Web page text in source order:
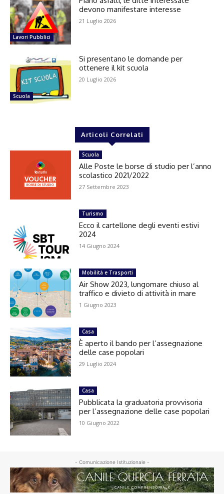
Lavori Pubblici
devono manifestare interesse
21 Luglio 2026
Scuola
Si presentano le domande per
ottenere il kit scuola
20 Luglio 2026
Articoli Correlati
Scuola
Alle Poste le borse di studio per l’anno
scolastico 2021/2022
27 Settembre 2023
Turismo
Ecco il cartellone degli eventi estivi
2024
14 Giugno 2024
Mobilità e Trasporti
Air Show 2023, lungomare chiuso al
traffico e divieto di attività in mare
1 Giugno 2023
Casa
È aperto il bando per l’assegnazione
delle case popolari
29 Luglio 2024
Casa
Pubblicata la graduatoria provvisoria
per l’assegnazione delle case popolari
10 Giugno 2022
- Comunicazione Istituzionale -